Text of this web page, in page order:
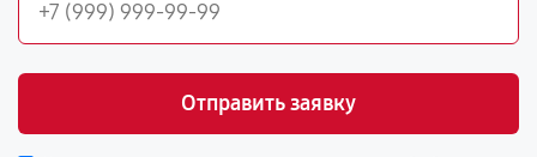
Отправить заявку